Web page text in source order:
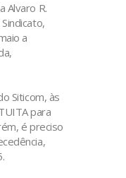
Alvaro R.
a
Siticom, às
para
é preciso